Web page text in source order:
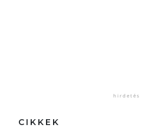
CIKKEK